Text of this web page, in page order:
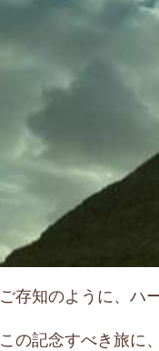
ご存知のように、ハ
この記念すべき旅に